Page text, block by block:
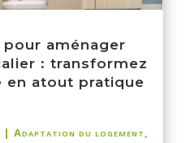
pour aménager
: transformez
en atout pratique
| Adaptation du logement,